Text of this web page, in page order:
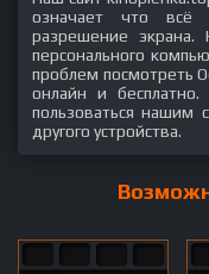
означает что всё
разрешение
персонального
проблем посмотреть
онлайн и
пользоваться нашим
другого устройства.